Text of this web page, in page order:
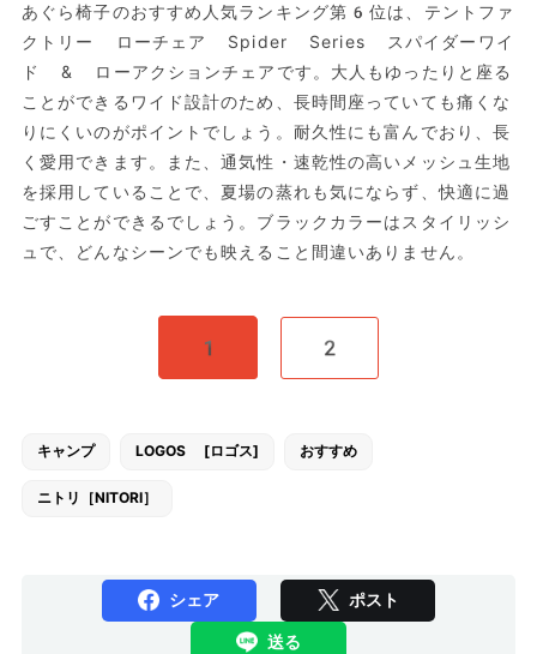
あぐら椅子のおすすめ人気ランキング第6位は、テントファ
クトリー ローチェア Spider Series スパイダーワイ
ド & ローアクションチェアです。大人もゆったりと座る
ことができるワイド設計のため、長時間座っていても痛くな
りにくいのがポイントでしょう。耐久性にも富んでおり、長
く愛用できます。また、通気性・速乾性の高いメッシュ生地
を採用していることで、夏場の蒸れも気にならず、快適に過
ごすことができるでしょう。ブラックカラーはスタイリッシ
ュで、どんなシーンでも映えること間違いありません。
1 2
キャンプ LOGOS [ロゴス] おすすめ
ニトリ［NITORI］
シェア ポスト
送る